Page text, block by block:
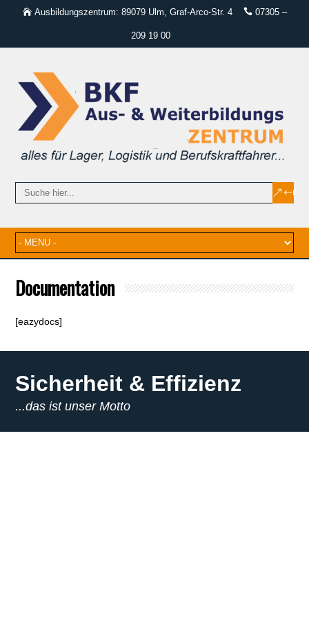
Ausbildungszentrum: 89079 Ulm, Graf-Arco-Str. 4 07305 –
209 19 00
Documentation
[eazydocs]
Sicherheit & Effizienz
...das ist unser Motto